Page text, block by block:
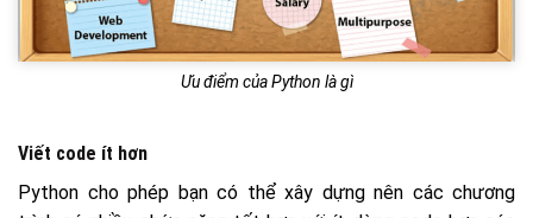
Ưu điểm của Python là gì
Viết code ít hơn
Python cho phép bạn có thể xây dựng nên các chương